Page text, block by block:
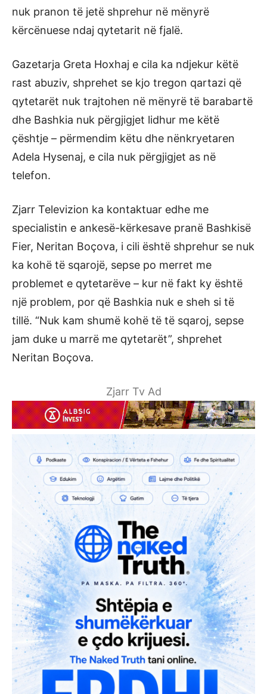
nuk pranon të jetë shprehur në mënyrë
kërcënuese ndaj qytetarit në fjalë.
Gazetarja Greta Hoxhaj e cila ka ndjekur këtë
rast abuziv, shprehet se kjo tregon qartazi që
qytetarët nuk trajtohen në mënyrë të barabartë
dhe Bashkia nuk përgjigjet lidhur me këtë
çështje – përmendim këtu dhe nënkryetaren
Adela Hysenaj, e cila nuk përgjigjet as në
telefon.
Zjarr Televizion ka kontaktuar edhe me
specialistin e ankesë-kërkesave pranë Bashkisë
Fier, Neritan Boçova, i cili është shprehur se nuk
ka kohë të sqarojë, sepse po merret me
problemet e qytetarëve – kur në fakt ky është
një problem, por që Bashkia nuk e sheh si të
tillë. “Nuk kam shumë kohë të të sqaroj, sepse
jam duke u marrë me qytetarët”, shprehet
Neritan Boçova.
Zjarr Tv Ad